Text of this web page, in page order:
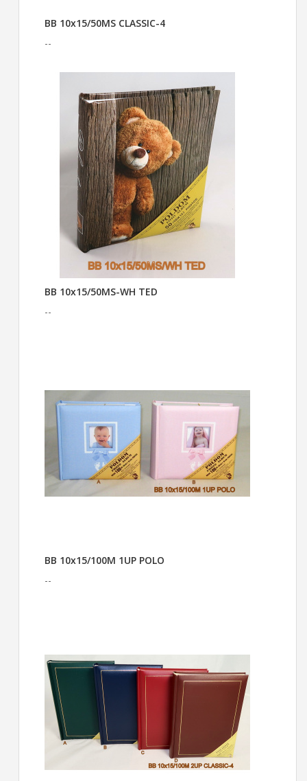
BB 10x15/50MS CLASSIC-4
--
BB 10x15/50MS-WH TED
--
BB 10x15/100M 1UP POLO
--